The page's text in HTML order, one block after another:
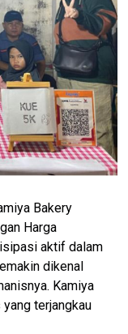
Bakery
Harga
aktif dalam
dikenal
Kamiya
terjangkau